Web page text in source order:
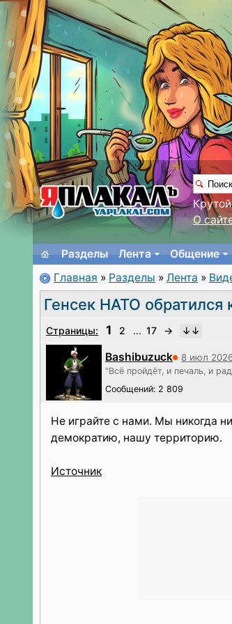
О
Разделы Лента Общение
Главная » Разделы » Лента »
Генсек НАТО обратился
Страницы: 1 2 ... 17 →
Bashibuzuck 8 июл
"Всё пройдёт, и печаль, и
Сообщений: 2 809
Не играйте с нами. Мы никогда
демократию, нашу территорию.
Источник